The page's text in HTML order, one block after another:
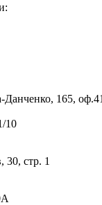
165,
10
30, стр. 1